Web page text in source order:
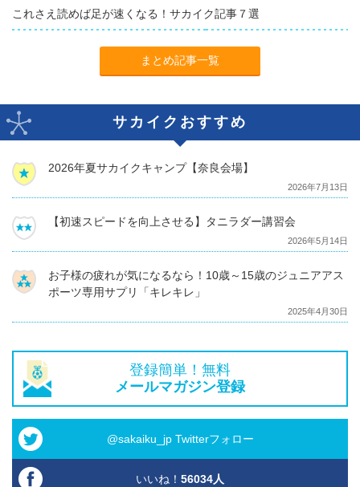
これさえ読めば足が速くなる！サカイク記事７選
まとめ記事一覧
サカイクおすすめ
2026年夏サカイクキャンプ【奈良会場】
2026年7月13日
【初速スピードを向上させる】タニラダー講習会
2026年5月14日
お子様の疲れが気になるなら！10歳～15歳のジュニアアス
ポーツ専用サプリ「キレキレ」
2025年4月30日
登録簡単！無料
メールマガジン登録
@sakaiku_jp Twitterフォロー
いいね！ 56034人